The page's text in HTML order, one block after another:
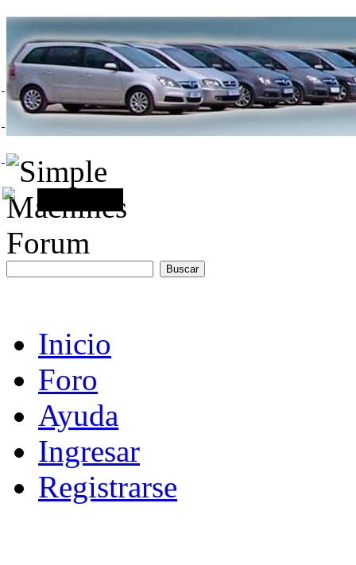
Inicio
Foro
Ayuda
Ingresar
Registrarse